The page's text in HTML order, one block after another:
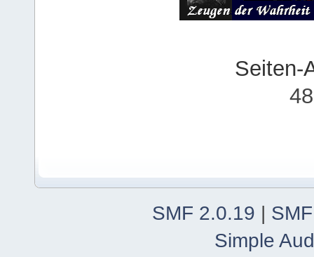
Seiten-
SMF 2.0.19 |
Simple